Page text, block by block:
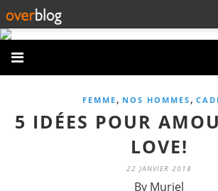
FEMME , NOS HOMMES ,
5 IDÉES POUR
LOVE!
22 JANVIER 2018
By Muriel